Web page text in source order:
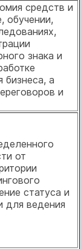
средств и
обучении,
знака и
бизнеса, а
и
от
статуса и
для ведения